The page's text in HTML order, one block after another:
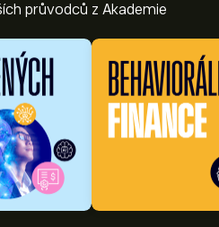
průvodců z Akademie